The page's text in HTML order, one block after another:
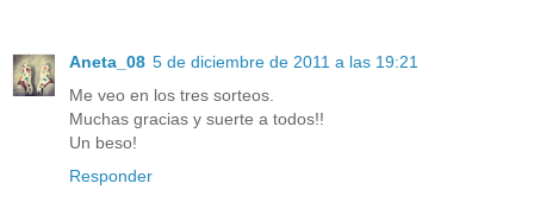
Aneta_08 5 de diciembre de 2011 a las 19:21
Me veo en los tres sorteos.
Muchas gracias y suerte a todos!!
Un beso!
Responder